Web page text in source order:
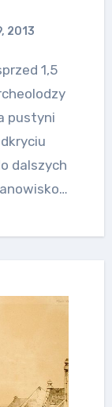
2013
1,5
pustyni
dalszych